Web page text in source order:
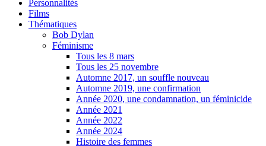
Personnalités
Films
Thématiques
Bob Dylan
Féminisme
Tous les 8 mars
Tous les 25 novembre
Automne 2017, un souffle nouveau
Automne 2019, une confirmation
Année 2020, une condamnation, un féminicide
Année 2021
Année 2022
Année 2024
Histoire des femmes